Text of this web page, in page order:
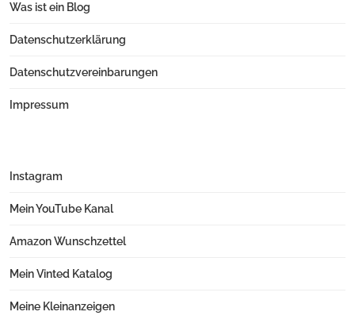
Was ist ein Blog
Datenschutzerklärung
Datenschutzvereinbarungen
Impressum
Instagram
Mein YouTube Kanal
Amazon Wunschzettel
Mein Vinted Katalog
Meine Kleinanzeigen